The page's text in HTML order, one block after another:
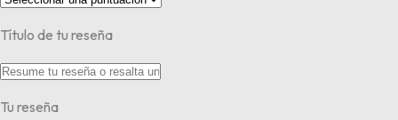
Título de tu reseña
Tu reseña